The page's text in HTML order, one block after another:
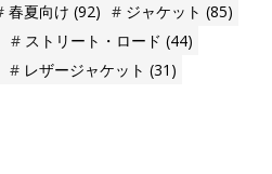
春夏向け (92) ジャケット (85)
ストリート・ロード (44)
レザージャケット (31)